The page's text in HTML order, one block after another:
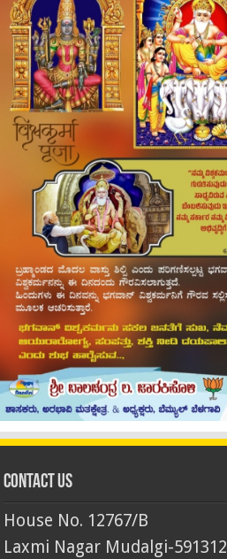
Contact Us
House No. 12767/B
Laxmi Nagar Mudalgi-591312